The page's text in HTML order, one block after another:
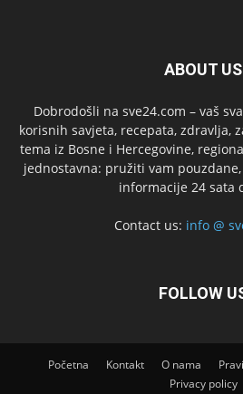
ABOUT US
Dobrodošli na sve24.com – vaš
korisnih savjeta, recepata, zdravlja,
tema iz Bosne i Hercegovine,
jednostavna: pružiti vam
informacije 24 sata
Contact us: info @
FOLLOW
Početna Kontakt O nama
Privacy policy